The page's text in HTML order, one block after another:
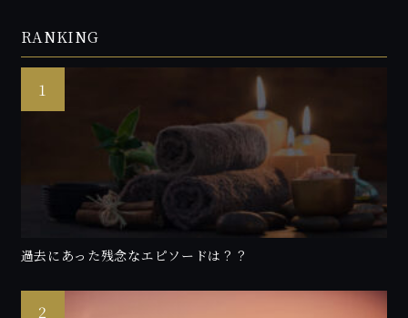
RANKING
過去にあった残念なエピソードは？？